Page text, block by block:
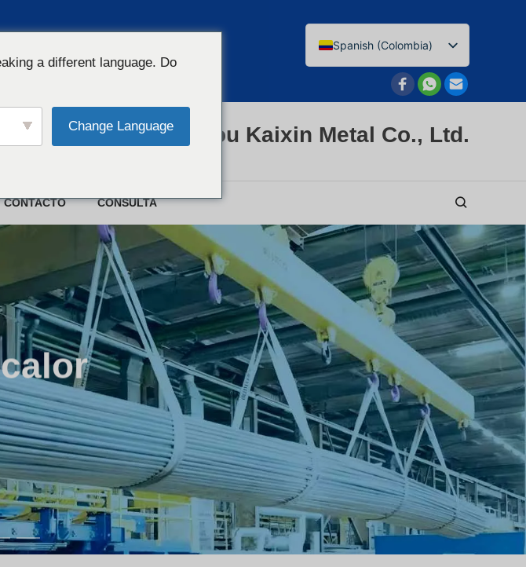
Spanish (Colombia)
English
Afrikaans
French
Dutch (Belgium)
Dutch
German
Czech
Greek
Hindi
Japanese
Italian
Portuguese
Spanish (Chile)
Spanish (Argentina)
Persian
Wenzhou Kaixin Metal Co., Ltd.
CONTACTO CONSULTA
inoxidable
a different language. Do
Change Language